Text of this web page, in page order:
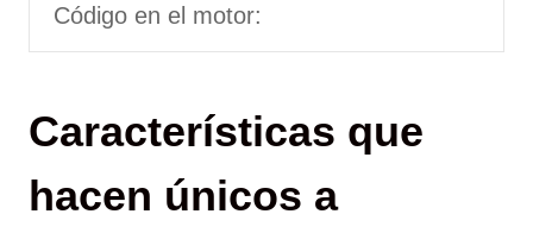
Código en el motor:
Características que
hacen únicos a